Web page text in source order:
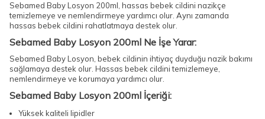
Sebamed Baby Losyon 200ml, hassas bebek cildini nazikçe
temizlemeye ve nemlendirmeye yardımcı olur. Aynı zamanda
hassas bebek cildini rahatlatmaya destek olur.
Sebamed Baby Losyon 200ml Ne İşe Yarar:
Sebamed Baby Losyon, bebek cildinin ihtiyaç duyduğu nazik bakımı
sağlamaya destek olur. Hassas bebek cildini temizlemeye,
nemlendirmeye ve korumaya yardımcı olur.
Sebamed Baby Losyon 200ml İçeriği:
Yüksek kaliteli lipidler